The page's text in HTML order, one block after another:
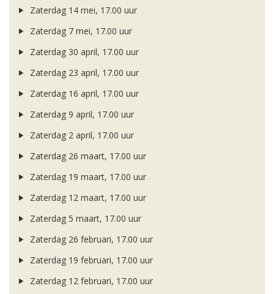
Zaterdag 14 mei, 17.00 uur
Zaterdag 7 mei, 17.00 uur
Zaterdag 30 april, 17.00 uur
Zaterdag 23 april, 17.00 uur
Zaterdag 16 april, 17.00 uur
Zaterdag 9 april, 17.00 uur
Zaterdag 2 april, 17.00 uur
Zaterdag 26 maart, 17.00 uur
Zaterdag 19 maart, 17.00 uur
Zaterdag 12 maart, 17.00 uur
Zaterdag 5 maart, 17.00 uur
Zaterdag 26 februari, 17.00 uur
Zaterdag 19 februari, 17.00 uur
Zaterdag 12 februari, 17.00 uur